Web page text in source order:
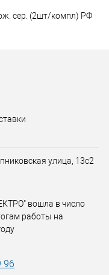
сер. (2шт/компл) РФ
улица, 13с2
вошла в число
работы на
96